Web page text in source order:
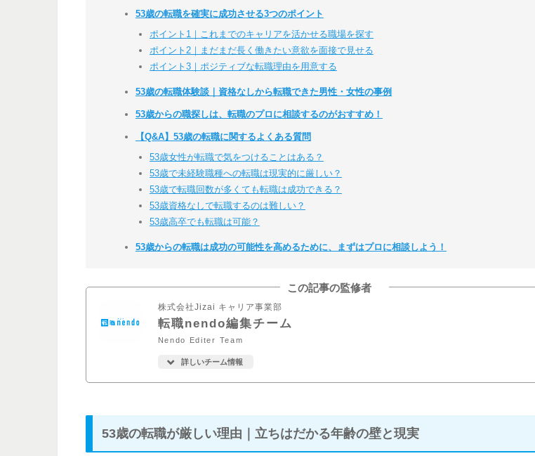
53歳の転職を確実に成功させる3つのポイント
ポイント1｜これまでのキャリアを活かせる職場を探す
ポイント2｜まだまだ長く働きたい意欲を面接で見せる
ポイント3｜ポジティブな転職理由を用意する
53歳の転職体験談｜資格なしから転職できた男性・女性の事例
53歳からの職探しは、転職のプロに相談するのがおすすめ！
【Q&A】53歳の転職に関するよくある質問
53歳女性が転職で気をつけることはある？
53歳で未経験職種への転職は現実的に厳しい？
53歳で転職回数が多くても転職は成功できる？
53歳資格なしで転職するのは難しい？
53歳高卒でも転職は可能？
53歳からの転職は成功の可能性を高めるために、まずはプロに相談しよう！
この記事の監修者
株式会社Jizai キャリア事業部
転職nendo編集チーム
Nendo Editer Team
詳しいチーム情報
53歳の転職が厳しい理由｜立ちはだかる年齢の壁と現実